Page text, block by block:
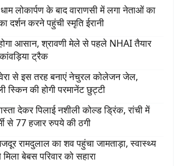
लोकार्पण के बाद वाराणसी में लगा नेताओं का
दर्शन करने पहुंची स्मृति ईरानी
होगा आसान, श्रावणी मेले से पहले NHAI तैयार
ट्रैक
से इस तरह बनाएं नेचुरल कोलेजन जेल,
स्किन की होगी परमानेंट छुट्टी
देकर पिलाई नशीली कोल्ड ड्रिंक, रांची में
से 77 हजार रुपये की ठगी
रामदुलाल का शव पहुंचा जामताड़ा, स्वास्थ्य
बेबस परिवार को सहारा